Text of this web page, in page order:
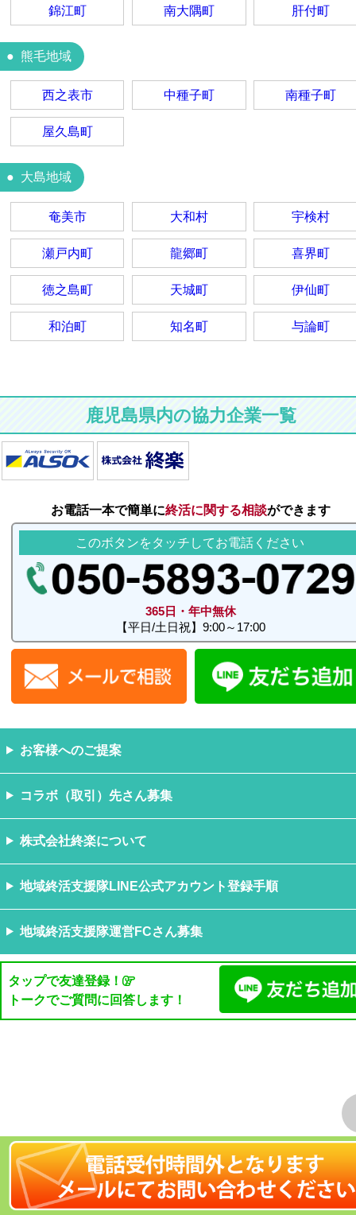
錦江町 南大隅町 肝付町
熊毛地域
西之表市 中種子町 南種子町
屋久島町
大島地域
奄美市 大和村 宇検村
瀬戸内町 龍郷町 喜界町
徳之島町 天城町 伊仙町
和泊町 知名町 与論町
鹿児島県内の協力企業一覧
お電話一本で簡単に終活に関する相談ができます
このボタンをタッチしてお電話ください
365日・年中無休
【平日/土日祝】9:00～17:00
お客様へのご提案
コラボ（取引）先さん募集
株式会社終楽について
地域終活支援隊LINE公式アカウント登録手順
地域終活支援隊運営FCさん募集
タップで友達登録！
トークでご質問に回答します！